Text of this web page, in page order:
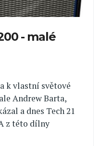
- malé
k vlastní světové
Andrew Barta,
a dnes Tech 21
z této dílny